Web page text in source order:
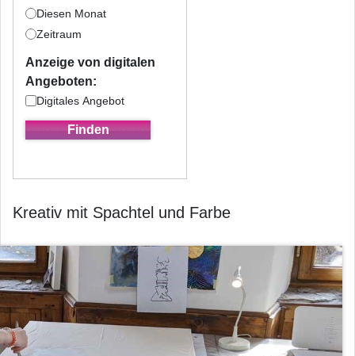
Diesen Monat
Zeitraum
Anzeige von digitalen
Angeboten:
Digitales Angebot
Kreativ mit Spachtel und Farbe